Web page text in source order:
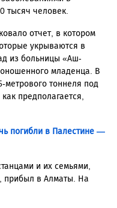
тысяч человек.
отчет, в котором
укрываются в
из больницы «Аш-
младенца. В
тоннеля под
предполагается,
погибли в Палестине —
и их семьями,
прибыл в Алматы. На